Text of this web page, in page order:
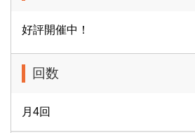
好評開催中！
回数
月4回